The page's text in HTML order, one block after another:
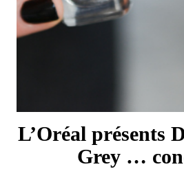
L’Oréal présents
Grey …